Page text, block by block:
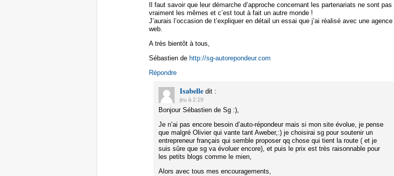
Il faut savoir que leur démarche d’approche concernant les partenariats ne sont pas
vraiment les mêmes et c’est tout à fait un autre monde !
J’aurais l’occasion de t’expliquer en détail un essai que j’ai réalisé avec une agence
web.
A très bientôt à tous,
Sébastien de http://sg-autorepondeur.com
Répondre
Isabelle dit :
jeu à 2:19
Bonjour Sébastien de Sg :),
Je n’ai pas encore besoin d’auto-répondeur mais si mon site évolue, je pense
que malgré Olivier qui vante tant Aweber,:) je choisirai sg pour soutenir un
entrepreneur français qui semble proposer qq chose qui tient la route ( et je
suis sûre que sg va évoluer encore), et puis le prix est très raisonnable pour
les petits blogs comme le mien,
Alors avec tous mes encouragements,